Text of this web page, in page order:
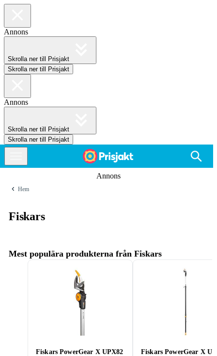
Annons
Skrolla ner till Prisjakt
Skrolla ner till Prisjakt
Annons
Skrolla ner till Prisjakt
Skrolla ner till Prisjakt
Annons
Hem
Fiskars
Mest populära produkterna från Fiskars
Fiskars PowerGear X UPX82 Fiskars PowerGear X